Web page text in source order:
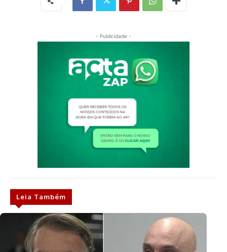
- Publicidade -
Leia Também